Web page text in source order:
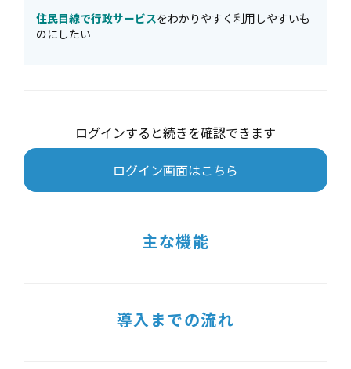
住民目線で行政サービスをわかりやすく利用しやすいも
のにしたい
ログインすると続きを確認できます
ログイン画面はこちら
主な機能
導入までの流れ